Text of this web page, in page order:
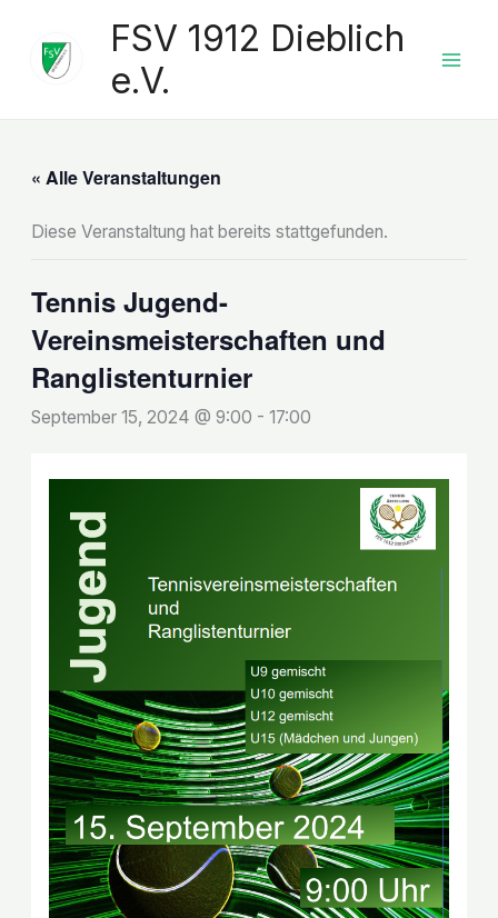
springen
FSV 1912 Dieblich
e.V.
« Alle Veranstaltungen
Diese Veranstaltung hat bereits stattgefunden.
Tennis Jugend-
Vereinsmeisterschaften und
Ranglistenturnier
September 15, 2024 @ 9:00 -17:00